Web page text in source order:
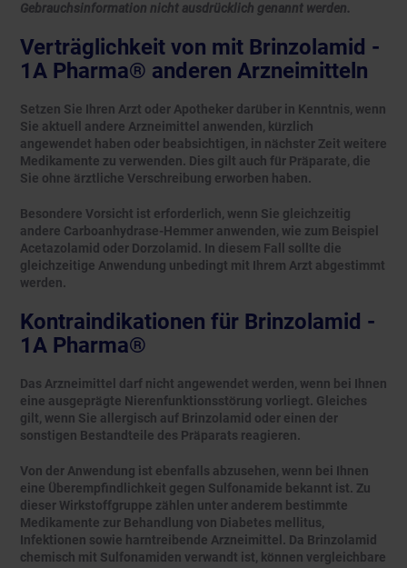
Gebrauchsinformation nicht ausdrücklich genannt werden.
Verträglichkeit von mit Brinzolamid -
1A Pharma® anderen Arzneimitteln
Setzen Sie Ihren Arzt oder Apotheker darüber in Kenntnis, wenn
Sie aktuell andere Arzneimittel anwenden, kürzlich
angewendet haben oder beabsichtigen, in nächster Zeit weitere
Medikamente zu verwenden. Dies gilt auch für Präparate, die
Sie ohne ärztliche Verschreibung erworben haben.
Besondere Vorsicht ist erforderlich, wenn Sie gleichzeitig
andere Carboanhydrase-Hemmer anwenden, wie zum Beispiel
Acetazolamid oder Dorzolamid. In diesem Fall sollte die
gleichzeitige Anwendung unbedingt mit Ihrem Arzt abgestimmt
werden.
Kontraindikationen für Brinzolamid -
1A Pharma®
Das Arzneimittel darf nicht angewendet werden, wenn bei Ihnen
eine ausgeprägte Nierenfunktionsstörung vorliegt. Gleiches
gilt, wenn Sie allergisch auf Brinzolamid oder einen der
sonstigen Bestandteile des Präparats reagieren.
Von der Anwendung ist ebenfalls abzusehen, wenn bei Ihnen
eine Überempfindlichkeit gegen Sulfonamide bekannt ist. Zu
dieser Wirkstoffgruppe zählen unter anderem bestimmte
Medikamente zur Behandlung von Diabetes mellitus,
Infektionen sowie harntreibende Arzneimittel. Da Brinzolamid
chemisch mit Sulfonamiden verwandt ist, können vergleichbare